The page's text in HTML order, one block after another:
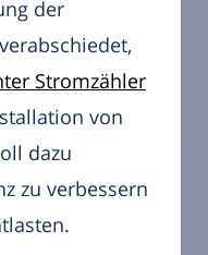
der
Stromzähler
von
dazu
zu verbessern